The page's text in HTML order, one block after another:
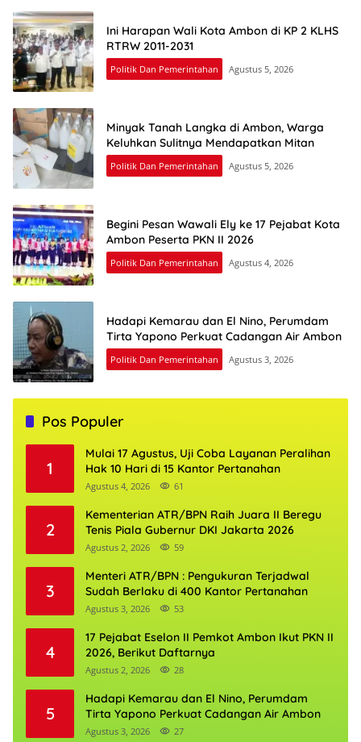
Ini Harapan Wali Kota Ambon di KP 2 KLHS
RTRW 2011-2031
Politik Dan Pemerintahan Agustus 5, 2026
Minyak Tanah Langka di Ambon, Warga
Keluhkan Sulitnya Mendapatkan Mitan
Politik Dan Pemerintahan Agustus 5, 2026
Begini Pesan Wawali Ely ke 17 Pejabat Kota
Ambon Peserta PKN II 2026
Politik Dan Pemerintahan Agustus 4, 2026
Hadapi Kemarau dan El Nino, Perumdam
Tirta Yapono Perkuat Cadangan Air Ambon
Politik Dan Pemerintahan Agustus 3, 2026
Pos Populer
1
Mulai 17 Agustus, Uji Coba Layanan Peralihan
Hak 10 Hari di 15 Kantor Pertanahan
Agustus 4, 2026 61
2
Kementerian ATR/BPN Raih Juara II Beregu
Tenis Piala Gubernur DKI Jakarta 2026
Agustus 2, 2026 59
3
Menteri ATR/BPN : Pengukuran Terjadwal
Sudah Berlaku di 400 Kantor Pertanahan
Agustus 3, 2026 53
4
17 Pejabat Eselon II Pemkot Ambon Ikut PKN II
2026, Berikut Daftarnya
Agustus 2, 2026 28
5
Hadapi Kemarau dan El Nino, Perumdam
Tirta Yapono Perkuat Cadangan Air Ambon
Agustus 3, 2026 27